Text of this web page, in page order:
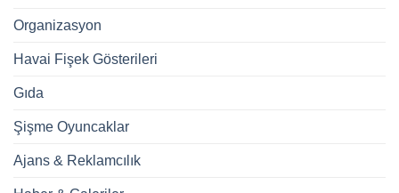
Organizasyon
Havai Fişek Gösterileri
Gıda
Şişme Oyuncaklar
Ajans & Reklamcılık